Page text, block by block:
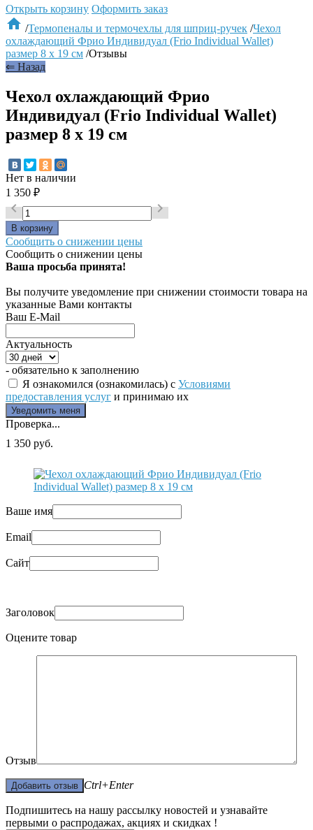
Открыть корзину Оформить заказ
 /Термопеналы и термочехлы для шприц-ручек /Чехол
охлаждающий Фрио Индивидуал (Frio Individual Wallet)
размер 8 х 19 см /Отзывы
⇐ Назад
Чехол охлаждающий Фрио
Индивидуал (Frio Individual Wallet)
размер 8 х 19 см
Нет в наличии
1 350 ₽
 
Сообщить о снижении цены
Сообщить о снижении цены
Ваша просьба принята!
Вы получите уведомление при снижении стоимости товара на
указанные Вами контакты
Ваш E-Mail
Актуальность
- обязательно к заполнению
Я ознакомился (ознакомилась) с Условиями
предоставления услуг и принимаю их
Проверка...
1 350 руб.
Ваше имя
Email
Сайт
Заголовок
Оцените товар
Отзыв
Ctrl+Enter
Подпишитесь на нашу рассылку новостей и узнавайте
первыми о распродажах, акциях и скидках !